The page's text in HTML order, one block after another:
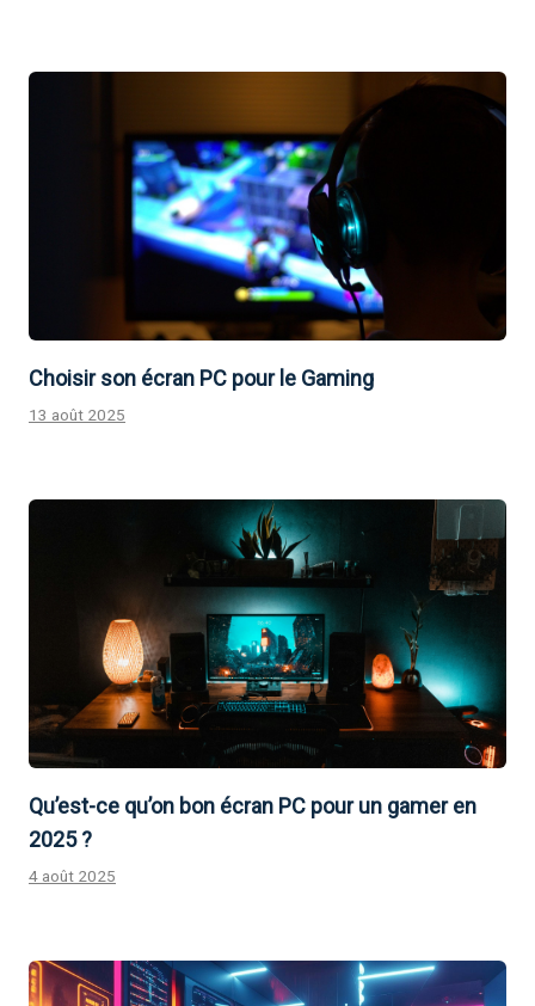
Choisir son écran PC pour le Gaming
13 août 2025
Qu’est-ce qu’on bon écran PC pour un gamer en
2025 ?
4 août 2025